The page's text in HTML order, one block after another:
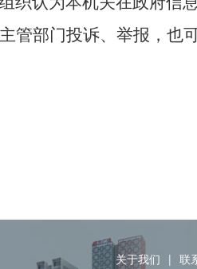
管部门投诉、举报，也
关于我们 | 联